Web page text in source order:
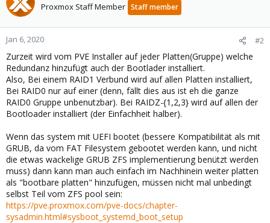
Proxmox Staff Member Staff member
Jan 6, 2020 #2
Zurzeit wird vom PVE Installer auf jeder Platten(Gruppe) welche
Redundanz hinzufügt auch der Bootlader installiert.
Also, Bei einem RAID1 Verbund wird auf allen Platten installiert,
Bei RAID0 nur auf einer (denn, fällt dies aus ist eh die ganze
RAID0 Gruppe unbenutzbar). Bei RAIDZ-{1,2,3} wird auf allen der
Bootloader installiert (der Einfachheit halber).
Wenn das system mit UEFI bootet (bessere Kompatibilität als mit
GRUB, da vom FAT Filesystem gebootet werden kann, und nicht
die etwas wackelige GRUB ZFS implementierung benützt werden
muss) dann kann man auch einfach im Nachhinein weiter platten
als "bootbare platten" hinzufügen, müssen nicht mal unbedingt
selbst Teil vom ZFS pool sein:
https://pve.proxmox.com/pve-docs/chapter-
sysadmin.html#sysboot_systemd_boot_setup